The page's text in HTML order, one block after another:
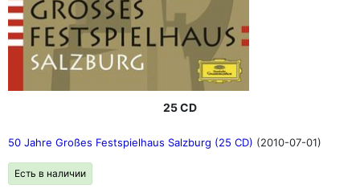
25 CD
50 Jahre Großes Festspielhaus Salzburg (25 CD) (2010-07-01)
Есть в наличии